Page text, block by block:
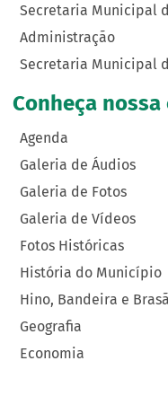
Secretaria Municipal
Administração
Secretaria Municipal
Conheça
Agenda
Galeria de Áudios
Galeria de Fotos
Galeria de Vídeos
Fotos Históricas
História do Município
Hino, Bandeira e
Geografia
Economia